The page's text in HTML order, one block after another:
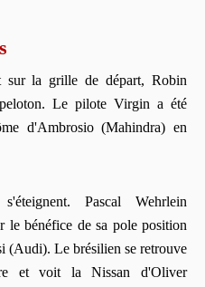
sur la grille de départ, Robin
Le pilote Virgin a été
d'Ambrosio (Mahindra) en
Pascal Wehrlein
le bénéfice de sa pole position
(Audi). Le brésilien se retrouve
et voit la Nissan d'Oliver